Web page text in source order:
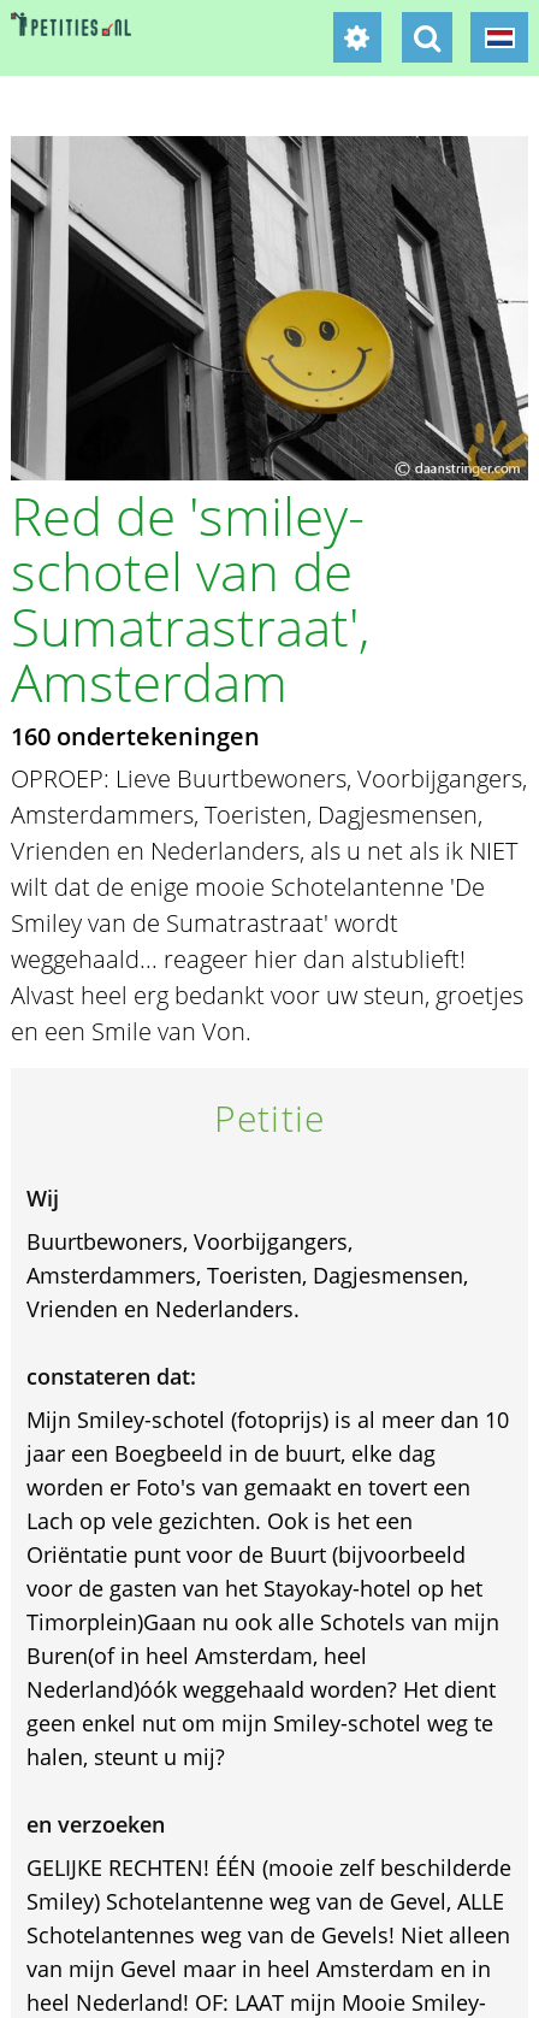
Red de 'smiley-
schotel van de
Sumatrastraat',
Amsterdam
160 ondertekeningen
OPROEP: Lieve Buurtbewoners, Voorbijgangers,
Amsterdammers, Toeristen, Dagjesmensen,
Vrienden en Nederlanders, als u net als ik NIET
wilt dat de enige mooie Schotelantenne 'De
Smiley van de Sumatrastraat' wordt
weggehaald... reageer hier dan alstublieft!
Alvast heel erg bedankt voor uw steun, groetjes
en een Smile van Von.
Petitie
Wij
Buurtbewoners, Voorbijgangers,
Amsterdammers, Toeristen, Dagjesmensen,
Vrienden en Nederlanders.
constateren dat:
Mijn Smiley-schotel (fotoprijs) is al meer dan 10
jaar een Boegbeeld in de buurt, elke dag
worden er Foto's van gemaakt en tovert een
Lach op vele gezichten. Ook is het een
Oriëntatie punt voor de Buurt (bijvoorbeeld
voor de gasten van het Stayokay-hotel op het
Timorplein)Gaan nu ook alle Schotels van mijn
Buren(of in heel Amsterdam, heel
Nederland)óók weggehaald worden? Het dient
geen enkel nut om mijn Smiley-schotel weg te
halen, steunt u mij?
en verzoeken
GELIJKE RECHTEN! ÉÉN (mooie zelf beschilderde
Smiley) Schotelantenne weg van de Gevel, ALLE
Schotelantennes weg van de Gevels! Niet alleen
van mijn Gevel maar in heel Amsterdam en in
heel Nederland! OF: LAAT mijn Mooie Smiley-